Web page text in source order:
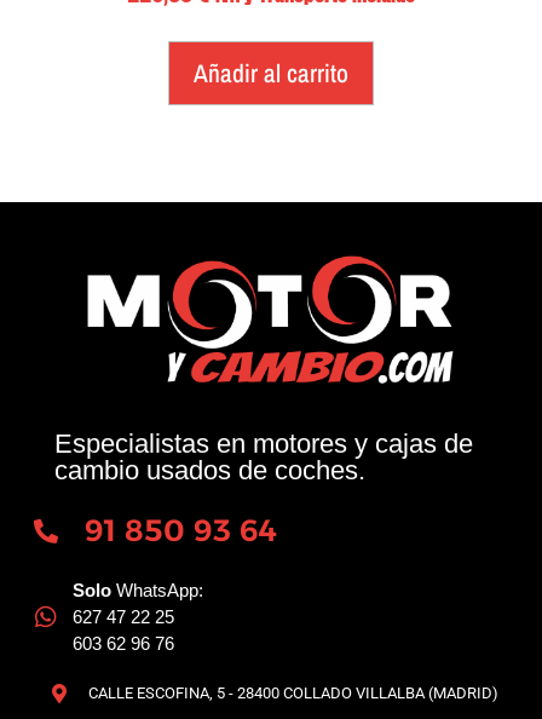
Añadir al carrito
Especialistas en motores y cajas de
cambio usados de coches.
91 850 93 64
Solo WhatsApp:
627 47 22 25
603 62 96 76
CALLE ESCOFINA, 5 - 28400 COLLADO VILLALBA (MADRID)